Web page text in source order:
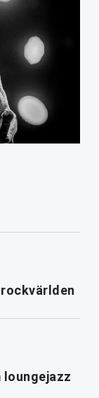
loungejazz